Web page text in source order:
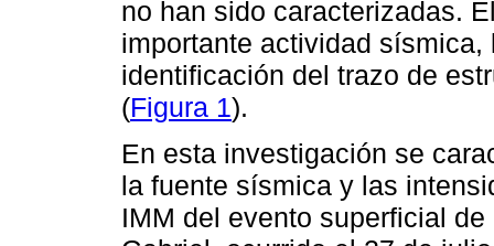
no han sido caracterizadas.
importante actividad
identificación del trazo de
(Figura 1).
En esta investigación se
la fuente sísmica y las
IMM del evento superficial